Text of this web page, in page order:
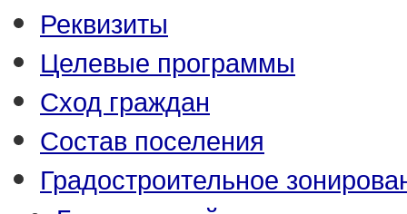
Реквизиты
Целевые программы
Сход граждан
Состав поселения
Градостроительное